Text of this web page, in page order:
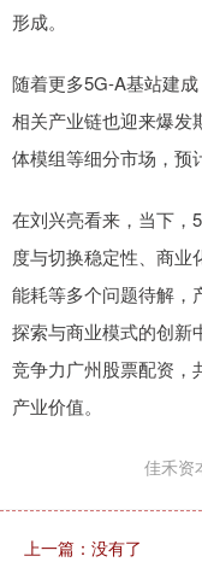
形成。
随着更多5G-A基站建
相关产业链也迎来爆发
体模组等细分市场，预
在刘兴亮看来，当下，
度与切换稳定性、商业
能耗等多个问题待解，
探索与商业模式的创新
竞争力广州股票配资，
产业价值。
佳禾资
上一篇：没有了